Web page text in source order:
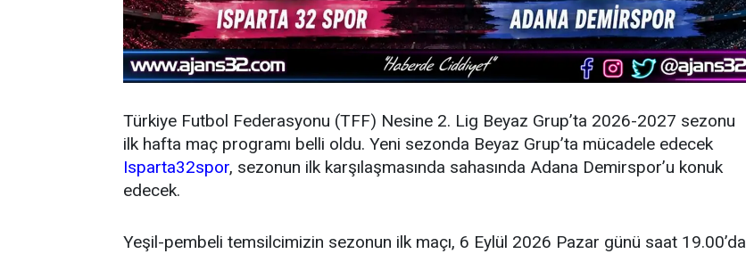
Türkiye Futbol Federasyonu (TFF) Nesine 2. Lig Beyaz Grup’ta 2026-2027 sezonu
ilk hafta maç programı belli oldu. Yeni sezonda Beyaz Grup’ta mücadele edecek
Isparta32spor, sezonun ilk karşılaşmasında sahasında Adana Demirspor’u konuk
edecek.
Yeşil-pembeli temsilcimizin sezonun ilk maçı, 6 Eylül 2026 Pazar günü saat 19.00’da